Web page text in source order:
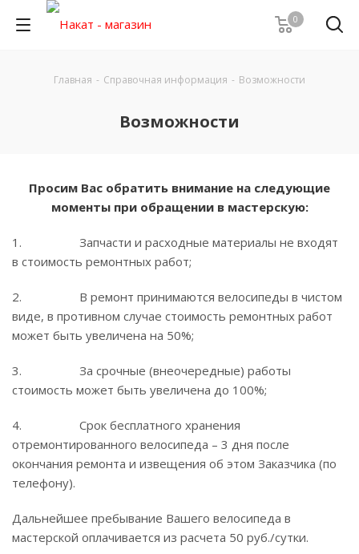
0
Главная - Справочная информация - Возможности
Возможности
Просим Вас обратить внимание на следующие
моменты при обращении в мастерскую:
1. Запчасти и расходные материалы не входят
в стоимость ремонтных работ;
2. В ремонт принимаются велосипеды в чистом
виде, в противном случае стоимость ремонтных работ
может быть увеличена на 50%;
3. За срочные (внеочередные) работы
стоимость может быть увеличена до 100%;
4. Срок бесплатного хранения
отремонтированного велосипеда – 3 дня после
окончания ремонта и извещения об этом Заказчика (по
телефону).
Дальнейшее пребывание Вашего велосипеда в
мастерской оплачивается из расчета 50 руб./сутки.